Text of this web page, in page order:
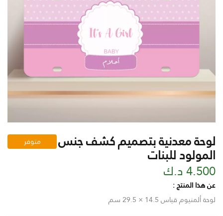
لوحة معدنية بتصميم كشف جنس
المولود للبنات
متوفر
4.500 د.ك
عن هذا المنتج :
لوحة ألمنيوم قياس 14.5 × 29.5 سم